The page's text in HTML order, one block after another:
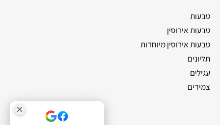
טבעות
טבעות אירוסין
טבעות אירוסין מיוחדות
תליונים
עגילים
צמידים